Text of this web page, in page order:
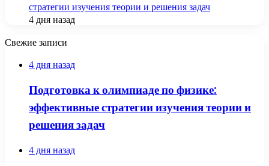
стратегии изучения теории и решения задач
4 дня назад
Свежие записи
4 дня назад
Подготовка к олимпиаде по физике:
эффективные стратегии изучения теории и
решения задач
4 дня назад